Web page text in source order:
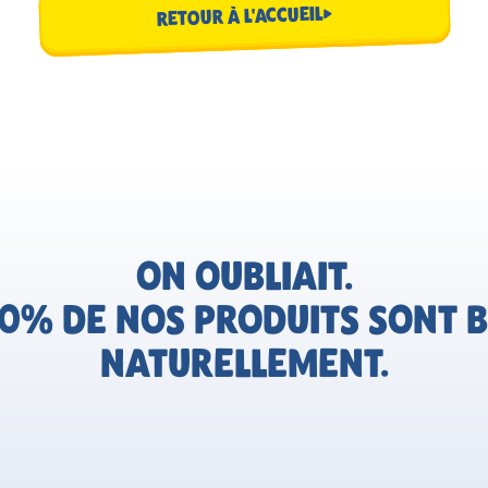
RETOUR À L'ACCUEIL
ON OUBLIAIT.
DE NOS PRODUITS SONT
NATURELLEMENT.